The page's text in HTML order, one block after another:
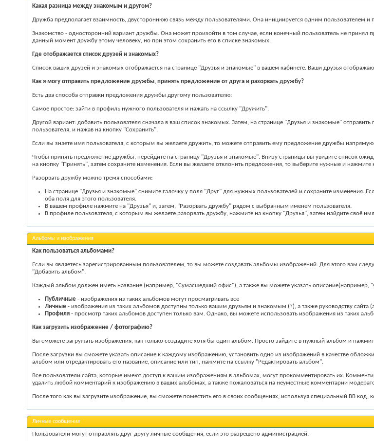
Какая разница между знакомым и другом?
Дружба предполагает взаимность, двустороннюю связь между пользователями. Она инициируется одним пользователем и
Знакомство - односторонний вариант дружбы. Она может произойти в том случае, если конечный пользователь не
данный момент дружбу этому человеку, но при этом сохранить его в списке знакомых.
Где отображается список друзей и знакомых?
Список ваших друзей и знакомых отображается на странице "Друзья и знакомые" в вашем кабинете. Ваши друзья
Как я могу отправить предложение дружбы, принять предложение от друга и разорвать дружбу?
Есть два способа отправки предложения дружбы другому пользователю:
Самое простое: зайти в профиль нужного пользователя и нажать на ссылку "Дружить".
Другой вариант: добавить пользователя сначала в ваш список знакомых. Затем, на странице "Друзья и знакомые"
пользователя, и нажав на кнопку "Сохранить".
Если вы знаете имя пользователя, с которым вы желаете дружить, то можете отправить ему предложение дружбы
Чтобы принять предложение дружбы, перейдите на страницу "Друзья и знакомые". Внизу страницы вы увидите список
на кнопку "Принять", затем сохраните изменения. Если вы желаете отклонить предложения, то выберите нужные и нажмите
Разорвать дружбу можно тремя способами:
На странице "Друзья и знакомые" снимите галочку у поля "Друг" для нужных пользователей и сохраните изменения.
оба поля для этого пользователя.
В вашем профиле нажмите на "Друзья" и, затем, "Разорвать дружбу" рядом с выбранным именем пользователя.
В профиле пользователя, с которым вы желаете разорвать дружбу, нажмите на кнопку "Друзья", затем найдите своё
Альбомы и изображения
Как пользоваться альбомами?
Если вы являетесь зарегистрированным пользователем, то вы можете создавать альбомы изображений. Для этого вам
"Добавить альбом".
Каждый альбом должен иметь название (например, "Сумасшедший офис"), а также вы можете указать описание(например,
Публичные - изображения из таких альбомов могут просматривать все
Личные - изображения из таких альбомов доступны только вашим друзьям и знакомым (?), а также руководству
Профиля - просмотр таких альбомов доступен только вам. Однако, вы можете использовать изображения из таких
Как загрузить изображение / фотографию?
Вы сможете загружать изображения, как только создадите хотя бы один альбом. Просто зайдите в нужный альбом и
После загрузки вы сможете указать описание к каждому изображению, установить одно из изображений в качестве
альбом или отредактировать его название, описание или тип, нажмите на ссылку "Редактировать альбом".
Все пользователи сайта, которые имеют доступ к вашим изображениям в альбомах, могут прокомментировать их.
удалить любой комментарий к изображению в ваших альбомах, а также пожаловаться на неуместные комментарии
После того как вы загрузите изображение, вы сможете поместить его в своих сообщениях, используя специальный BB
Личные сообщения
Пользователи могут отправлять друг другу личные сообщения, если это разрешено администрацией.